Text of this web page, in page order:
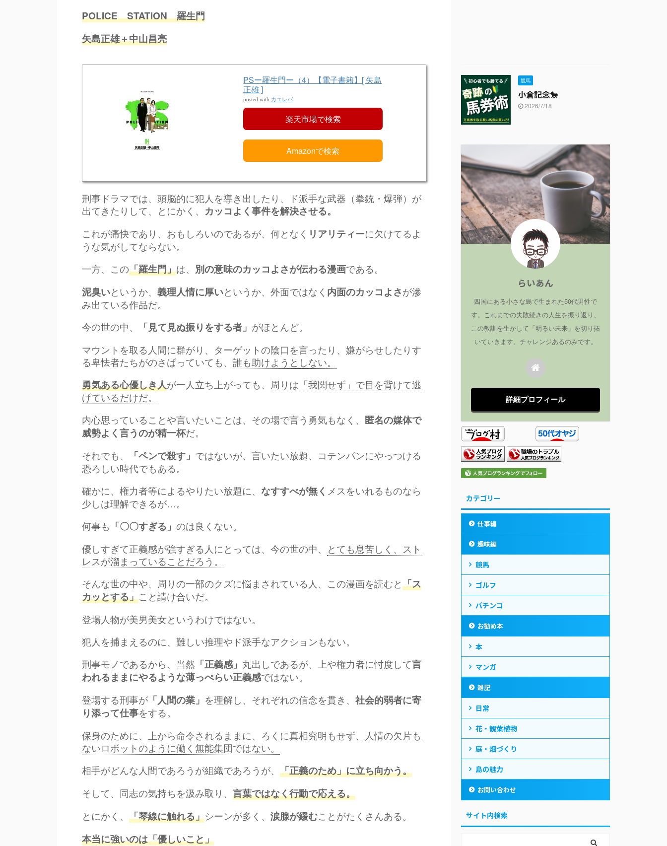
POLICE STATION 羅生門
矢島正雄＋中山昌亮
PSー羅生門ー（4）【電子書籍】[ 矢島
正雄 ]
posted with カエレバ
楽天市場で検索
Amazonで検索
刑事ドラマでは、頭脳的に犯人を導き出したり、ド派手な武器（拳銃・爆弾）が
出てきたりして、とにかく、 カッコよく事件を解決させる。
これが痛快であり、おもしろいのであるが、何となく リアリティーに欠けてるよ
うな気がしてならない。
一方、この「羅生門」は、 別の意味のカッコよさが伝わる漫画である。
泥臭いというか、 義理人情に厚いというか、外面ではなく 内面のカッコよさが滲
み出ている作品だ。
今の世の中、
「見て見ぬ振りをする者」 がほとんど。
マウントを取る人間に群がり、ターゲットの陰口を言ったり、嫌がらせしたりす
る卑怯者たちがのさばっていても、 誰も助けようとしない。
勇気ある心優しき人が一人立ち上がっても、 周りは「我関せず」で目を背けて逃
げているだけだ。
内心思っていることや言いたいことは、その場で言う勇気もなく、 匿名の媒体で
威勢よく言うのが精一杯だ。
それでも、
「ペンで殺す」 ではないが、言いたい放題、コテンパンにやっつける
恐ろしい時代でもある。
確かに、権力者等によるやりたい放題に、 なすすべが無く メスをいれるものなら
少しは理解できるが…。
何事も 「〇〇すぎる」 のは良くない。
優しすぎて正義感が強すぎる人にとっては、今の世の中、
とても息苦しく、スト
レスが溜まっていることだろう。
そんな世の中や、周りの一部のクズに悩まされている人、この漫画を読むと「ス
カッとする」こと請け合いだ。
登場人物が美男美女というわけではない。
犯人を捕まえるのに、難しい推理やド派手なアクションもない。
刑事モノであるから、当然 「正義感」 丸出しであるが、上や権力者に忖度して言
われるままにやるような薄っぺらい正義感ではない。
登場する刑事が 「人間の業」 を理解し、それぞれの信念を貫き、 社会的弱者に寄
り添って仕事をする。
保身のために、上から命令されるままに、ろくに真相究明もせず、
人情の欠片も
ないロボットのように働く無能集団ではない。
相手がどんな人間であろうが組織であろうが、 「正義のため」に立ち向かう。
そして、同志の気持ちを汲み取り、 言葉ではなく行動で応える。
とにかく、 「琴線に触れる」シーンが多く、 涙腺が緩むことがたくさんある。
本当に強いのは「優しいこと」
競馬
小倉記念🐎
2026/7/18
らいあん
四国にある小さな島で生まれた50代男性で
す。これまでの失敗続きの人生を振り返り、
この教訓を生かして「明るい未来」を切り拓
いていきます。チャレンジあるのみです。
詳細プロフィール
カテゴリー
仕事編
趣味編
競馬
ゴルフ
パチンコ
お勧め本
本
マンガ
雑記
日常
花・観葉植物
庭・畑づくり
島の魅力
お問い合わせ
サイト内検索